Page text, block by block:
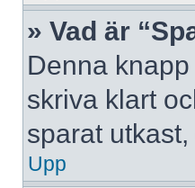
» Vad är
Denna
skriva klart
sparat
Upp